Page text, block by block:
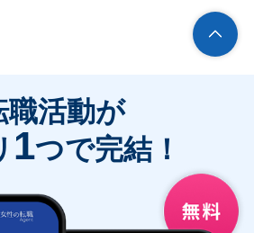
職活動が
1つで完結！